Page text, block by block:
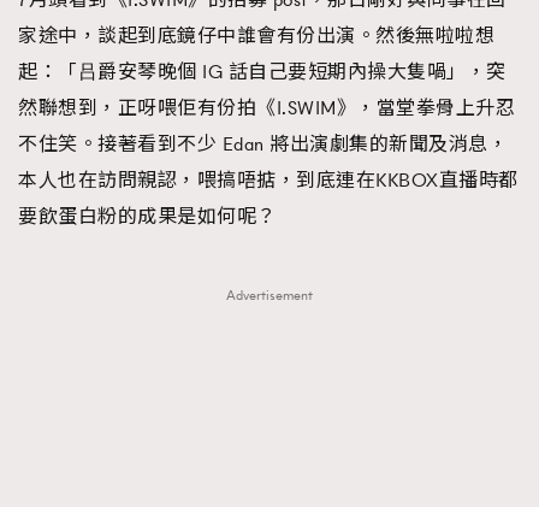
家途中，談起到底鏡仔中誰會有份出演。然後無啦啦想
起：「吕爵安琴晚個 IG 話自己要短期內操大隻喎」，突
然聯想到，正呀喂佢有份拍《I.SWIM》，當堂拳骨上升忍
不住笑。接著看到不少 Edan 將出演劇集的新聞及消息，
本人也在訪問親認，喂搞唔掂，到底連在KKBOX直播時都
要飲蛋白粉的成果是如何呢？
Advertisement